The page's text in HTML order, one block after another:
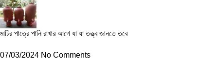
মাটির পাত্রে পানি রাখার আগে যা যা তত্ত্ব জানতে তবে
07/03/2024 No Comments